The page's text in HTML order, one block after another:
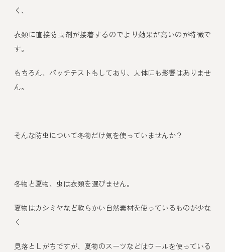
く、
衣類に直接防虫剤が接着するのでより効果が高いのが特徴で
す。
もちろん、パッチテストもしており、人体にも影響はありませ
ん。
そんな防虫について冬物だけ気を使っていませんか？
冬物と夏物、虫は衣類を選びません。
夏物はカシミヤなど軟らかい自然素材を使っているものが少な
く
見落としがちですが、夏物のスーツなどはウールを使っている